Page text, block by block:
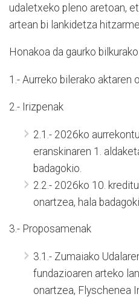
udaletxeko pleno aretoan,
artean bi lankidetza
Honakoa da gaurko
1.- Aurreko bilerako aktaren
2.- Irizpenak
2.1.- 2026ko
eranskinaren 1.
badagokio.
2.2.- 2026ko 10.
onartzea, hala
3.- Proposamenak
3.1.- Zumaiako
fundazioaren arteko
onartzea, Flyschenea